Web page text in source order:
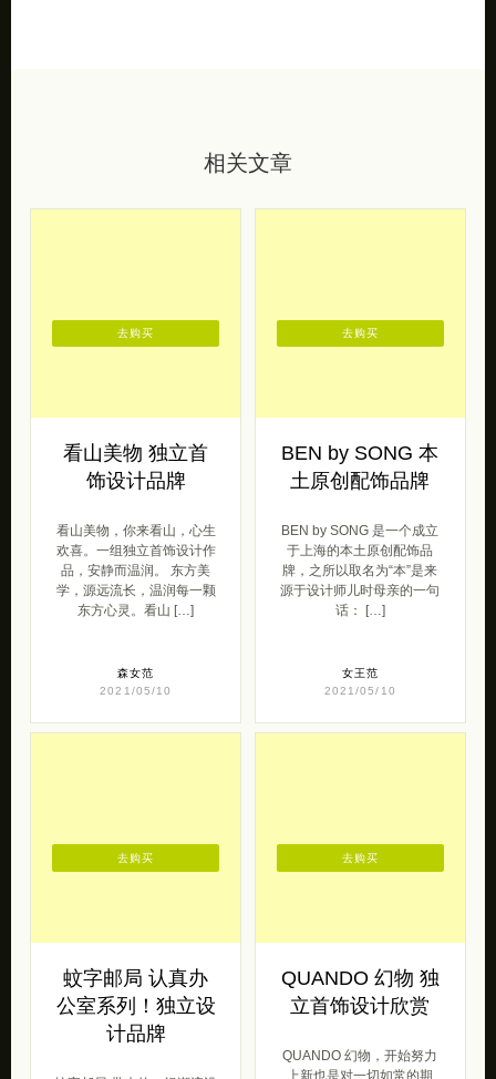
相关文章
看山美物 独立首
饰设计品牌
看山美物，你来看山，心生
欢喜。一组独立首饰设计作
品，安静而温润。 东方美
学，源远流长，温润每一颗
东方心灵。看山 […]
森女范
2021/05/10
去购买
BEN by SONG 本
土原创配饰品牌
BEN by SONG 是一个成立
于上海的本土原创配饰品
牌，之所以取名为“本”是来
源于设计师儿时母亲的一句
话： […]
女王范
2021/05/10
去购买
蚊字邮局 认真办
公室系列！独立设
计品牌
去购买
QUANDO 幻物 独
立首饰设计欣赏
QUANDO 幻物，开始努力
上新也是对一切如常的期
去购买